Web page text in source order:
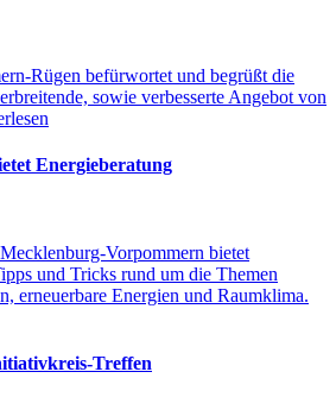
Rügen befürwortet und begrüßt die
sowie verbesserte Angebot von
Energieberatung
Vorpommern bietet
und Tricks rund um die Themen
erneuerbare Energien und Raumklima.
Treffen